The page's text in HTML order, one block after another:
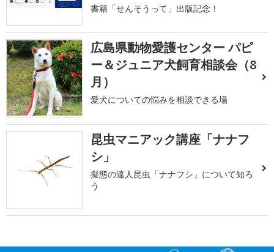
書籍「せんそうって」出版記念！
広島県動物愛護センター パピ
ー＆ジュニア犬飼育相談会（8
月）
愛犬についての悩みを相談できる場
昆虫マニアック講座「ナナフ
シ」
擬態の達人昆虫「ナナフシ」について知ろ
う